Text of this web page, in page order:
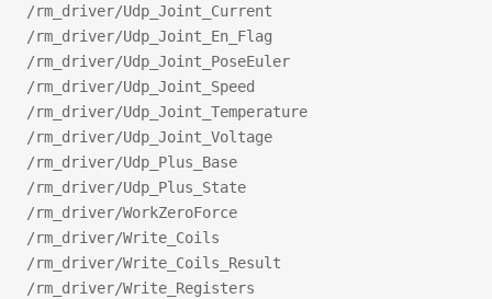
/rm_driver/Udp_Joint_Current
/rm_driver/Udp_Joint_En_Flag
/rm_driver/Udp_Joint_PoseEuler
/rm_driver/Udp_Joint_Speed
/rm_driver/Udp_Joint_Temperature
/rm_driver/Udp_Joint_Voltage
/rm_driver/Udp_Plus_Base
/rm_driver/Udp_Plus_State
/rm_driver/WorkZeroForce
/rm_driver/Write_Coils
/rm_driver/Write_Coils_Result
/rm_driver/Write_Registers